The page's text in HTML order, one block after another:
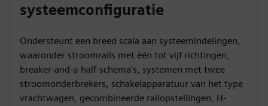
systeemconfiguratie
Ondersteunt een breed scala aan systeemindelingen,
waaronder stroomrails met één tot vijf richtingen,
breaker-and-a-half-schema's, systemen met twee
stroomonderbrekers, schakelapparatuur van het type
vrachtwagen, gecombineerde railopstellingen, H-